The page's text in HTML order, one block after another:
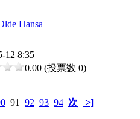
12 8:35
0.00 (投票数 0)
91 92 93 94 次 >]